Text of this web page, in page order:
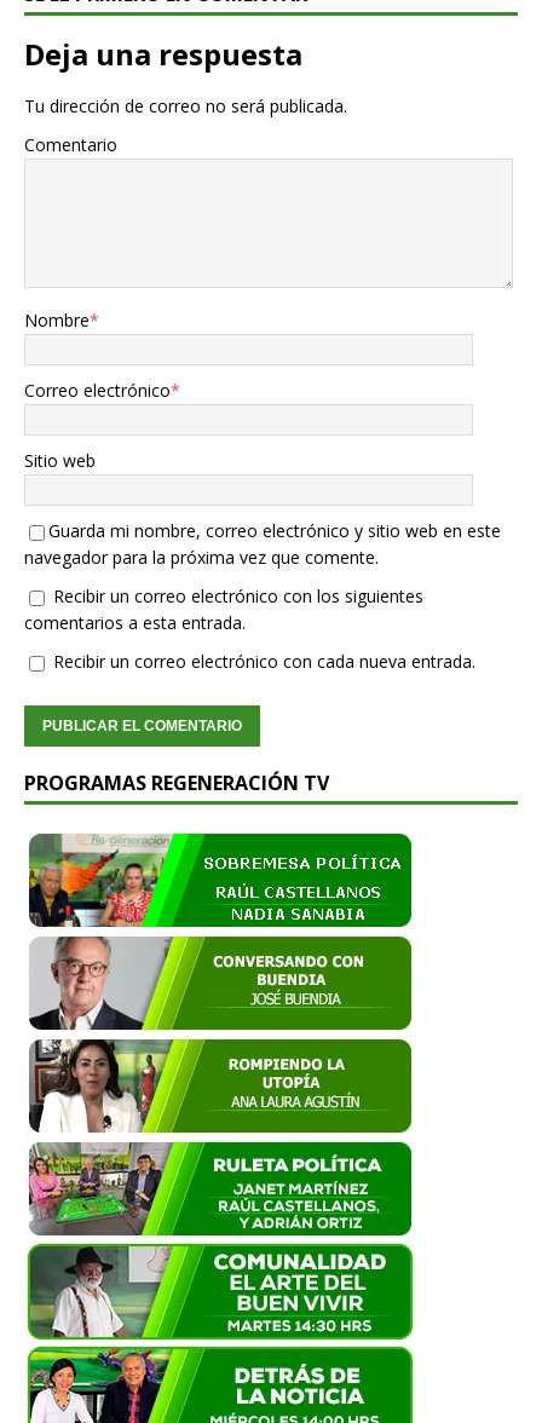
Deja una respuesta
Tu dirección de correo no será publicada.
Comentario
Nombre*
Correo electrónico*
Sitio web
Guarda mi nombre, correo electrónico y sitio web en este
navegador para la próxima vez que comente.
Recibir un correo electrónico con los siguientes
comentarios a esta entrada.
Recibir un correo electrónico con cada nueva entrada.
PROGRAMAS REGENERACIÓN TV